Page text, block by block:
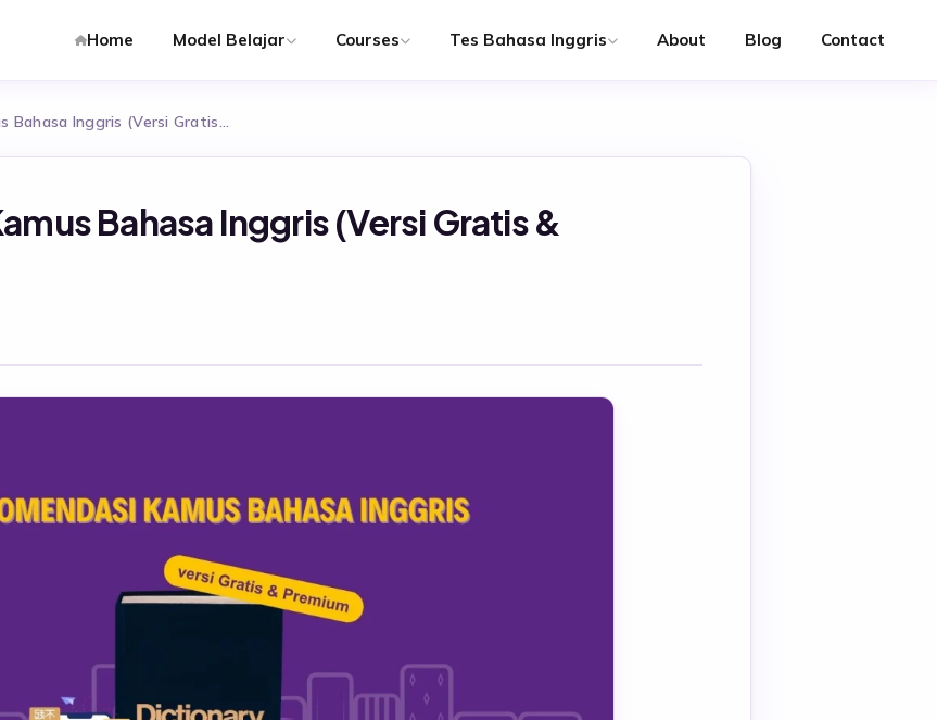
Home Model Belajar Courses Tes Bahasa Inggris About Blog Contact
Bahasa Inggris (Versi Gratis…
Bahasa Inggris (Versi Gratis &